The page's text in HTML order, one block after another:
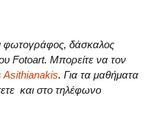
φωτογράφος, δάσκαλος
Fotoart. Μπορείτε να τον
Asithianakis. Για τα μαθήματα
και στο τηλέφωνο